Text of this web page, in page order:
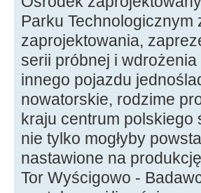
Parku Technologicznym
zaprojektowania,
serii próbnej i
innego pojazdu
nowatorskie, rodzime
kraju centrum polskiego
nie tylko mogłyby
nastawione na
Tor Wyścigowo -